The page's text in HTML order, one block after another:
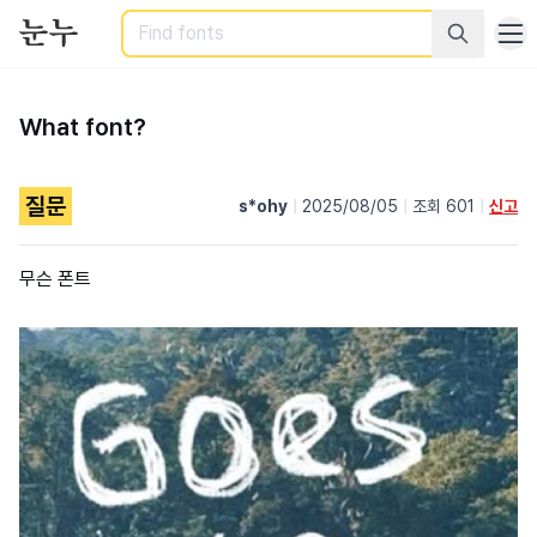
Search
What font?
질문 s*ohy 2025/08/05 조회 601 신고
무슨 폰트